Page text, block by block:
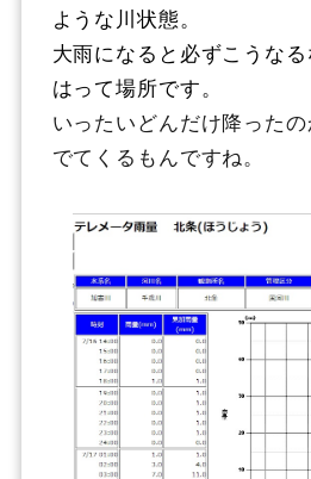
ような川状態。
大雨になると必ずこうな
はって場所です。
いったいどんだけ降った
でてくるもんですね。